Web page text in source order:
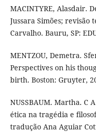
MACINTYRE, Alasdair.
Jussara Simões; revisão
Carvalho. Bauru, SP:
MENTZOU, Demetra.
Perspectives on his
birth. Boston: Gruyter,
NUSSBAUM. Martha. C
ética na tragédia e
tradução Ana Aguiar